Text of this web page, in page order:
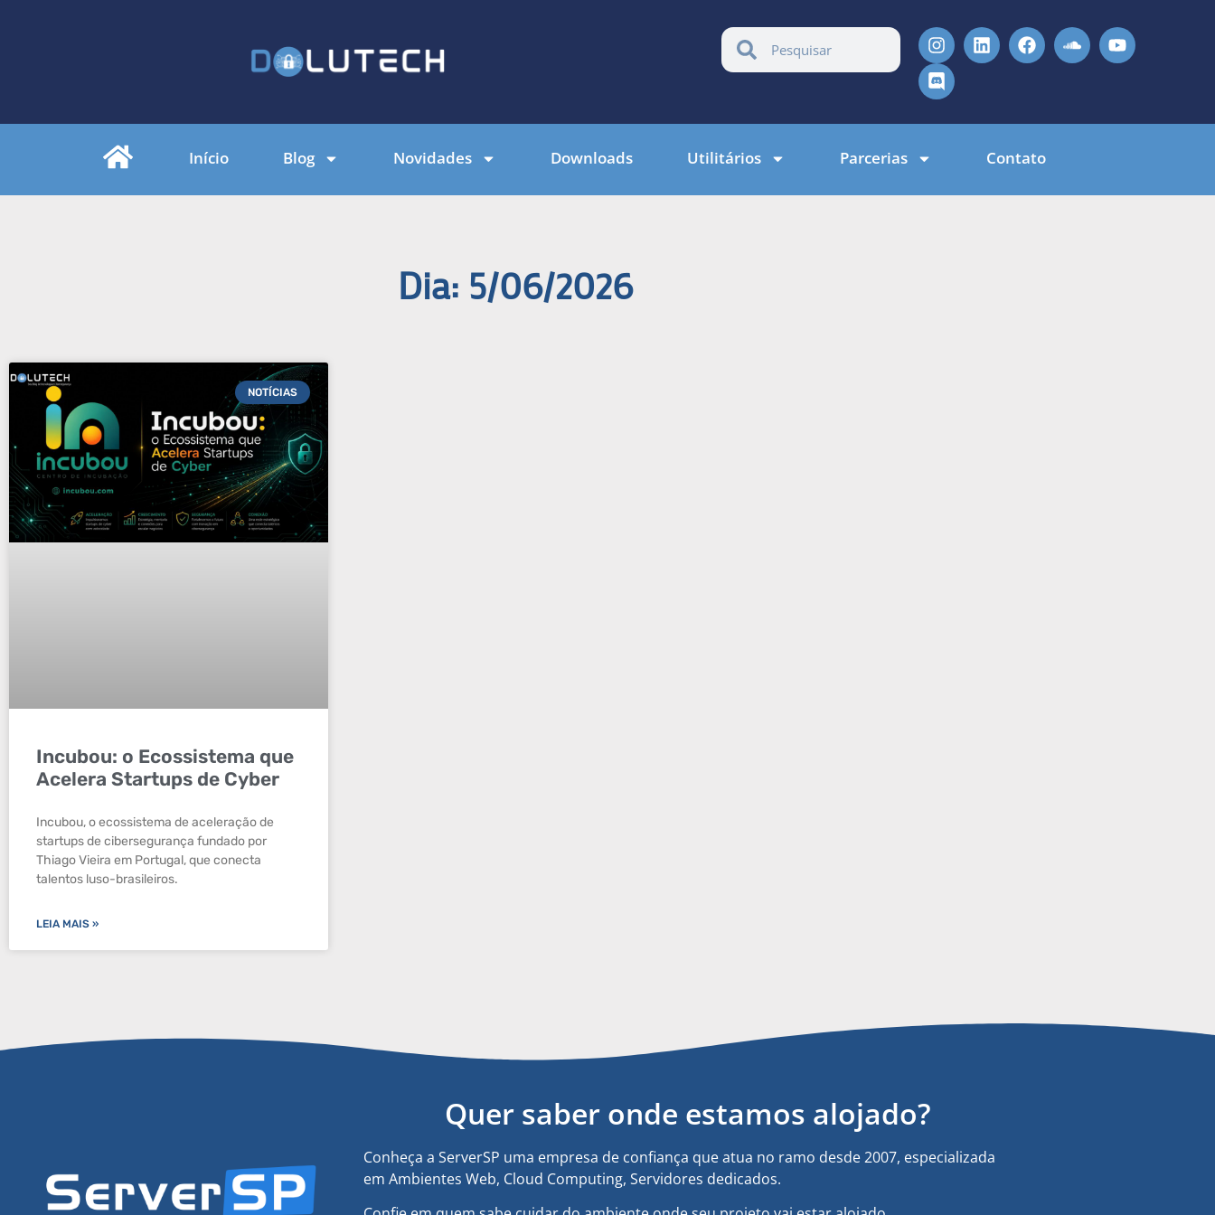
Início Blog Novidades Downloads Utilitários Parcerias Contato
Dia: 5/06/2026
NOTÍCIAS
Incubou: o Ecossistema que
Acelera Startups de Cyber
Incubou, o ecossistema de aceleração de
startups de cibersegurança fundado por
Thiago Vieira em Portugal, que conecta
talentos luso-brasileiros.
LEIA MAIS »
Quer saber onde estamos alojado?
Conheça a ServerSP uma empresa de confiança que atua no ramo desde 2007, especializada
em Ambientes Web, Cloud Computing, Servidores dedicados.